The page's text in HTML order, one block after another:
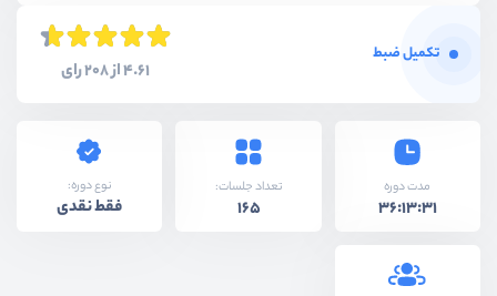
تکمیل ضبط
4.61 از 208 رای
مدت دوره
36:13:31
تعداد جلسات:
165
نوع دوره:
فقط نقدی